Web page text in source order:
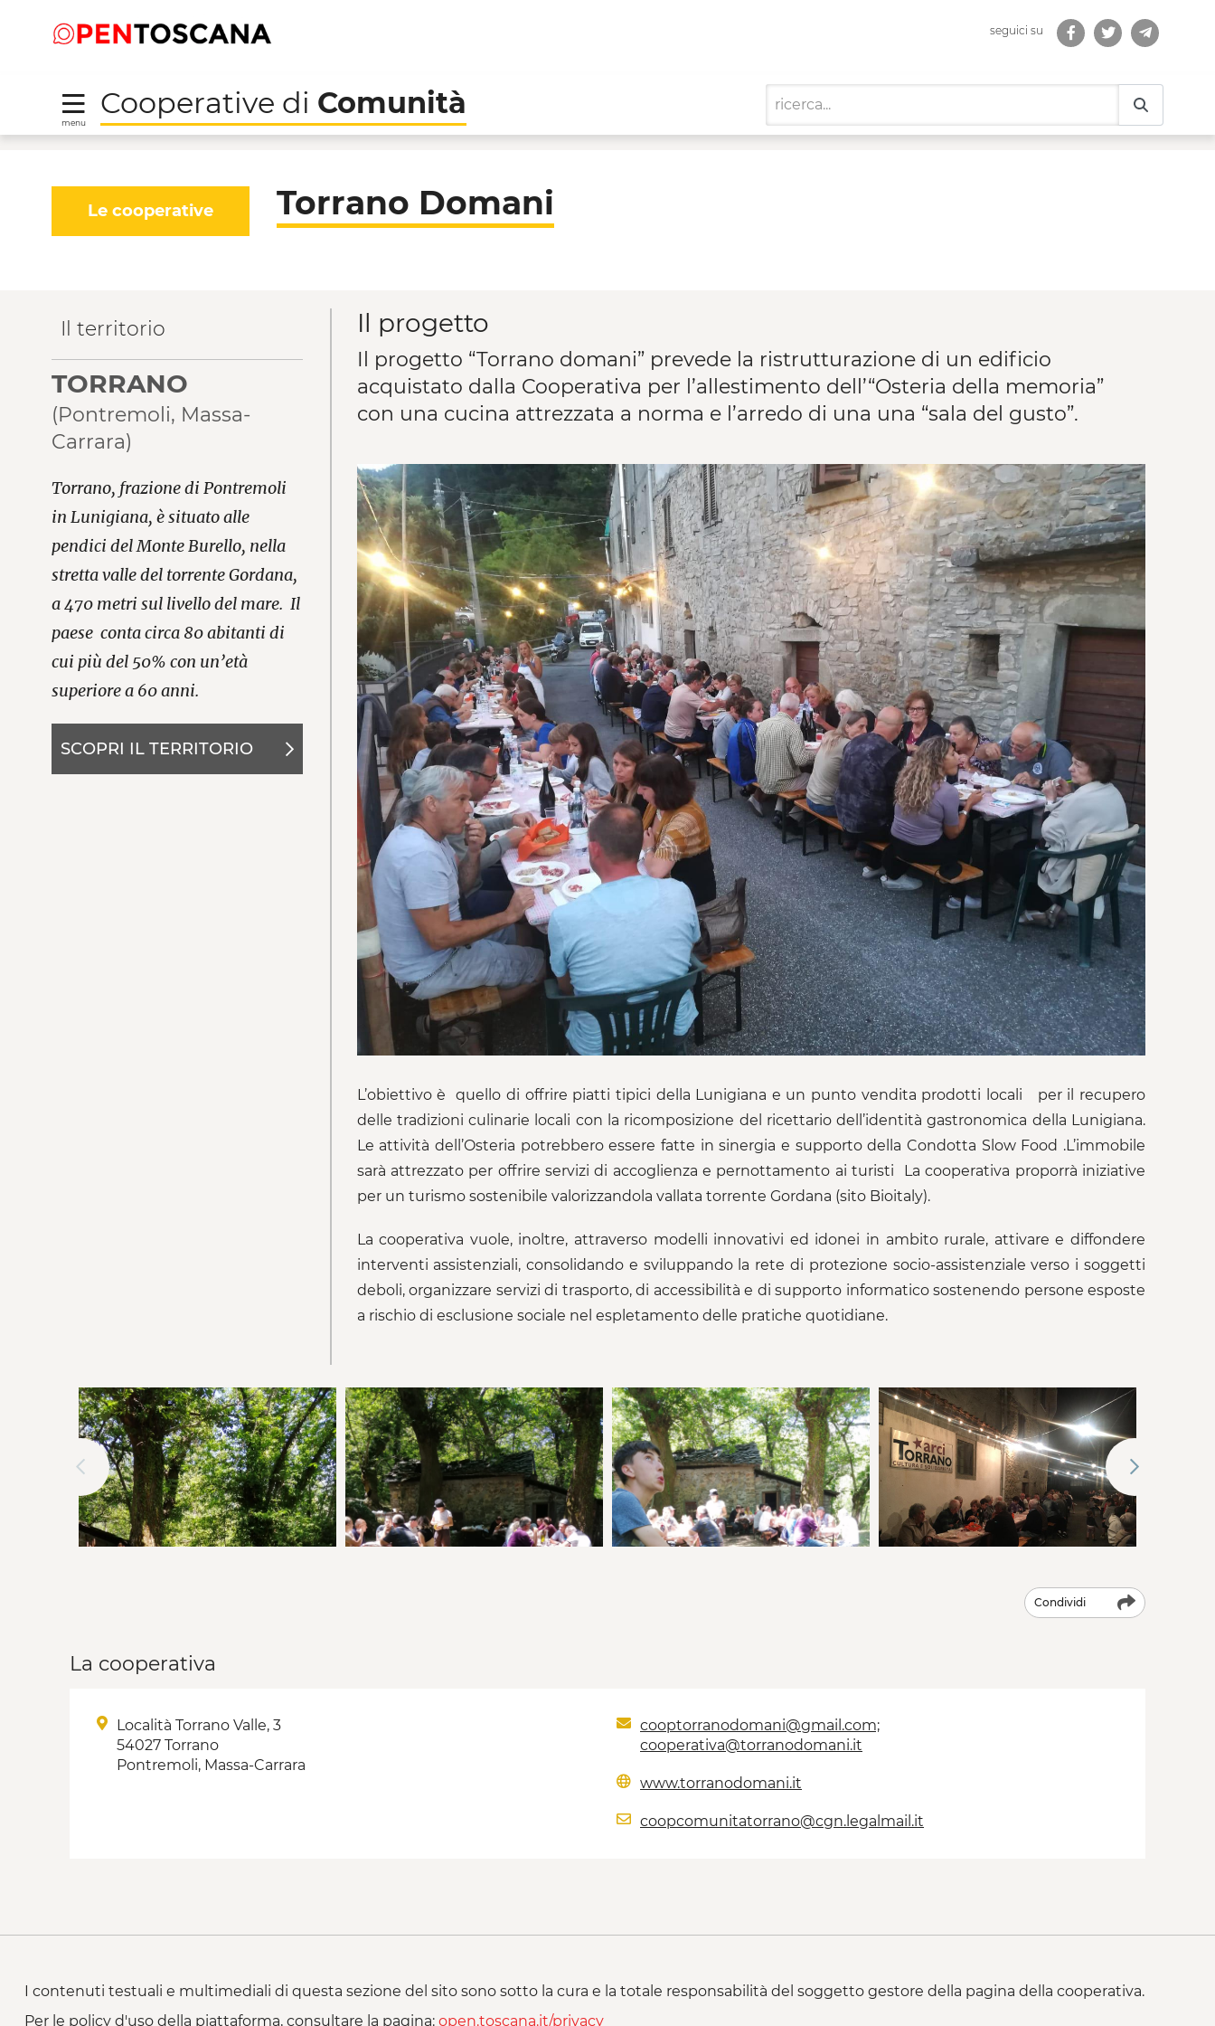
seguici su
menu
Cooperative di Comunità
Torrano Domani - Cooperative di Comunità
Le cooperative Torrano Domani
Il territorio
TORRANO
(Pontremoli, Massa-
Carrara)
Torrano, frazione di Pontremoli
in Lunigiana, è situato alle
pendici del Monte Burello, nella
stretta valle del torrente Gordana,
a 470 metri sul livello del mare. Il
paese conta circa 80 abitanti di
cui più del 50% con un’età
superiore a 60 anni.
SCOPRI IL TERRITORIO
Il progetto
Il progetto “Torrano domani” prevede la ristrutturazione di un edificio
acquistato dalla Cooperativa per l’allestimento dell’“Osteria della memoria”
con una cucina attrezzata a norma e l’arredo di una una “sala del gusto”.
L’obiettivo è quello di offrire piatti tipici della Lunigiana e un punto vendita prodotti locali per il recupero
delle tradizioni culinarie locali con la ricomposizione del ricettario dell’identità gastronomica della Lunigiana.
Le attività dell’Osteria potrebbero essere fatte in sinergia e supporto della Condotta Slow Food .L’immobile
sarà attrezzato per offrire servizi di accoglienza e pernottamento ai turisti La cooperativa proporrà iniziative
per un turismo sostenibile valorizzandola vallata torrente Gordana (sito Bioitaly).
La cooperativa vuole, inoltre, attraverso modelli innovativi ed idonei in ambito rurale, attivare e diffondere
interventi assistenziali, consolidando e sviluppando la rete di protezione socio-assistenziale verso i soggetti
deboli, organizzare servizi di trasporto, di accessibilità e di supporto informatico sostenendo persone esposte
a rischio di esclusione sociale nel espletamento delle pratiche quotidiane.
Condividi
La cooperativa
Località Torrano Valle, 3
54027 Torrano
Pontremoli, Massa-Carrara
cooptorranodomani@gmail.com;
cooperativa@torranodomani.it
www.torranodomani.it
coopcomunitatorrano@cgn.legalmail.it
I contenuti testuali e multimediali di questa sezione del sito sono sotto la cura e la totale responsabilità del soggetto gestore della pagina della cooperativa.
Per le policy d'uso della piattaforma, consultare la pagina: open.toscana.it/privacy